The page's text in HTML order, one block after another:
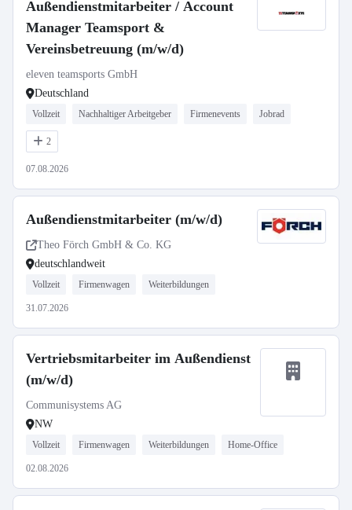
Außendienstmitarbeiter / Account
Manager Teamsport &
Vereinsbetreuung (m/w/d)
eleven teamsports GmbH
Deutschland
Vollzeit Nachhaltiger Arbeitgeber Firmenevents Jobrad
2
07.08.2026
Außendienstmitarbeiter (m/w/d)
Theo Förch GmbH & Co. KG
deutschlandweit
Vollzeit Firmenwagen Weiterbildungen
31.07.2026
Vertriebsmitarbeiter im Außendienst
(m/w/d)
Communisystems AG
NW
Vollzeit Firmenwagen Weiterbildungen Home-Office
02.08.2026